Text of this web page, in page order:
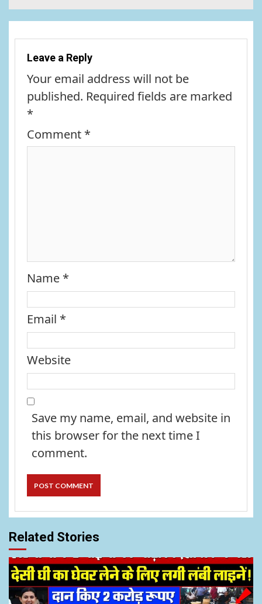
Leave a Reply
Your email address will not be
published. Required fields are marked
*
Comment *
Name *
Email *
Website
Save my name, email, and website in
this browser for the next time I
comment.
Related Stories